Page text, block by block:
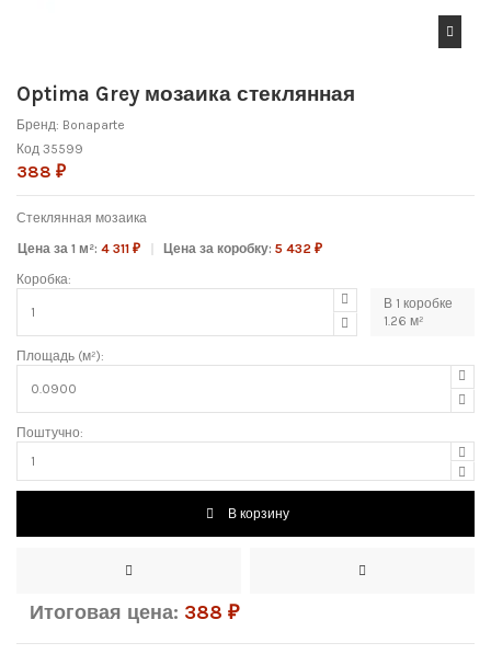
Optima Grey мозаика стеклянная
Бренд: Bonaparte
Код 35599
388 ₽
Стеклянная мозаика
Цена за 1 м²:4 311 ₽ Цена за коробку:5 432 ₽
Коробка:
В 1 коробке
1.26 м²
Площадь (м²):
Поштучно:
В корзину
Итоговая цена: 388 ₽